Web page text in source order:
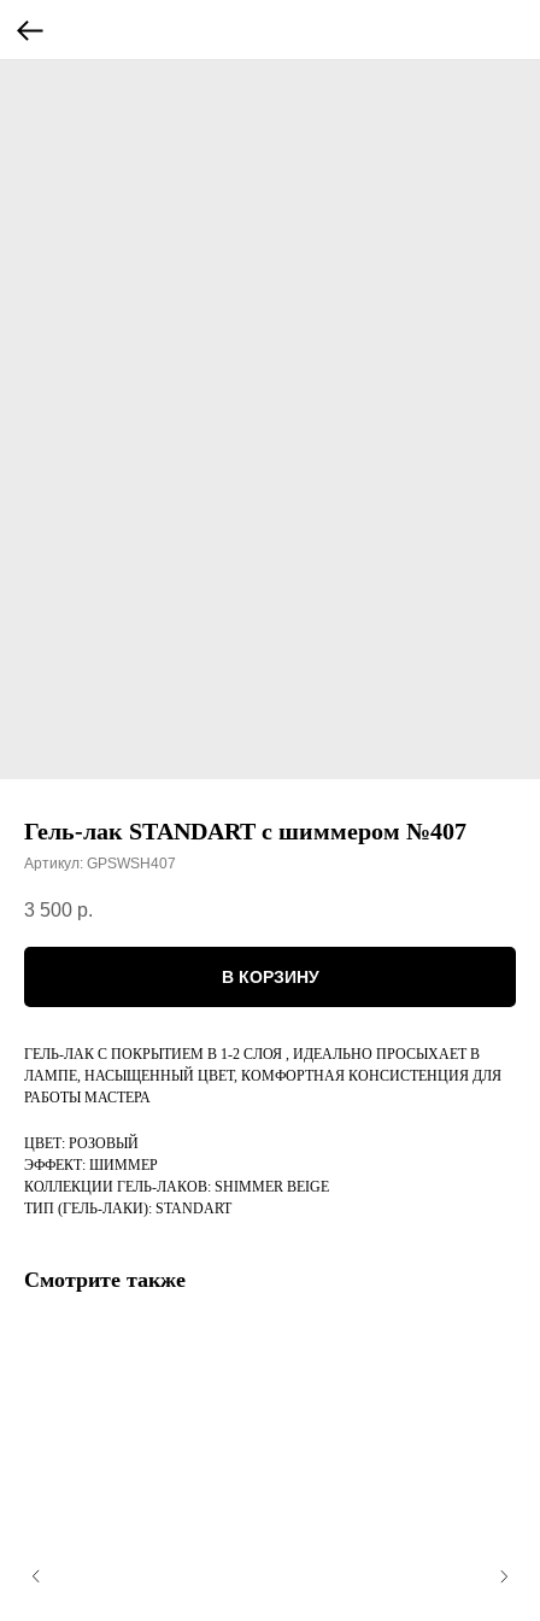
Гель-лак STANDART с шиммером №407
Артикул: GPSWSH407
3 500 р.
В КОРЗИНУ
ГЕЛЬ-ЛАК С ПОКРЫТИЕМ В 1-2 СЛОЯ , ИДЕАЛЬНО ПРОСЫХАЕТ В
ЛАМПЕ, НАСЫЩЕННЫЙ ЦВЕТ, КОМФОРТНАЯ КОНСИСТЕНЦИЯ ДЛЯ
РАБОТЫ МАСТЕРА
ЦВЕТ: РОЗОВЫЙ
ЭФФЕКТ: ШИММЕР
КОЛЛЕКЦИИ ГЕЛЬ-ЛАКОВ: SHIMMER BEIGE
ТИП (ГЕЛЬ-ЛАКИ): STANDART
Смотрите также